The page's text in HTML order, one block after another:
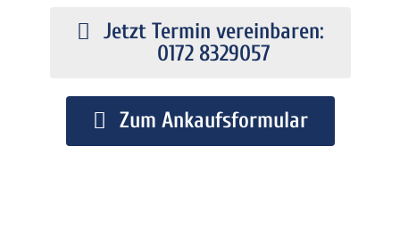
Jetzt Termin vereinbaren:
0172 8329057
Zum Ankaufsformular